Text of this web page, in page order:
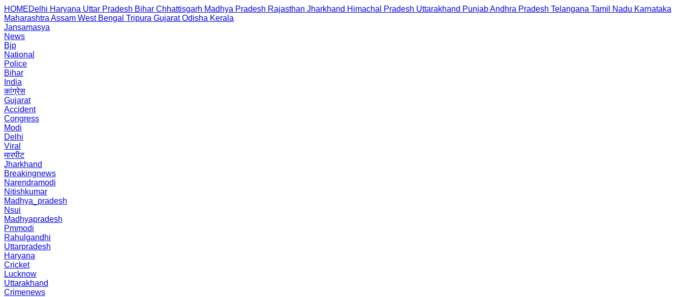
HOMEDelhi Haryana Uttar Pradesh Bihar Chhattisgarh Madhya Pradesh Rajasthan Jharkhand Himachal Pradesh Uttarakhand PunjabAndhra Pradesh Telangana Tamil Nadu Karnataka
Maharashtra Assam West Bengal Tripura Gujarat Odisha Kerala
Jansamasya
News
Bjp
National
Police
Bihar
India
कांग्रेस
Gujarat
Accident
Congress
Modi
Delhi
Viral
मारपीट
Jharkhand
Breakingnews
Narendramodi
Nitishkumar
Madhya_pradesh
Nsui
Madhyapradesh
Pmmodi
Rahulgandhi
Uttarpradesh
Haryana
Cricket
Lucknow
Uttarakhand
Crimenews